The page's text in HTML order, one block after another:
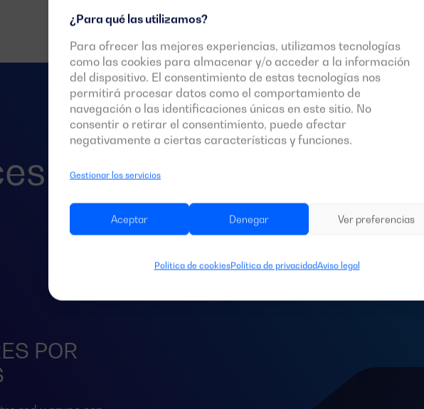
¿Para qué las utilizamos?
Para ofrecer las mejores experiencias, utilizamos tecnologías
como las cookies para almacenar y/o acceder a la información
del dispositivo. El consentimiento de estas tecnologías nos
permitirá procesar datos como el comportamiento de
navegación o las identificaciones únicas en este sitio. No
consentir o retirar el consentimiento, puede afectar
negativamente a ciertas características y funciones.
Gestionar los servicios
Aceptar Denegar Ver preferencias
Política de cookiesPolítica de privacidadAviso legal
un
cuadro de
para tu instalación?
POR